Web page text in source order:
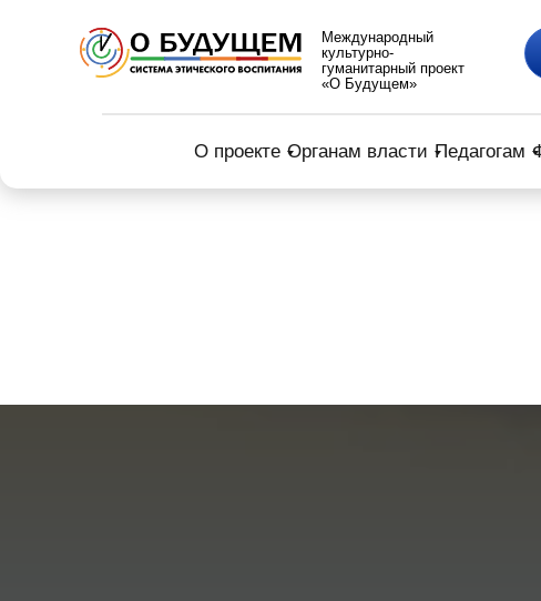
О проекте Органам власти Педагогам
Международный
культурно-
гуманитарный проект
«О Будущем»